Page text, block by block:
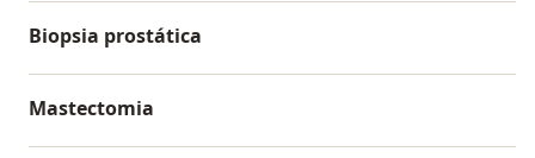
Biopsia prostática
Mastectomia